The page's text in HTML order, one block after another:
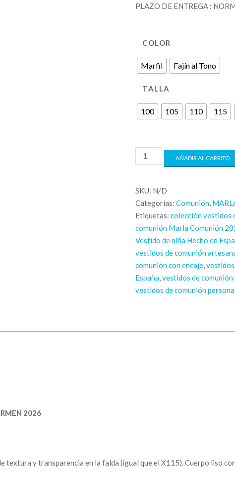
PLAZO DE ENTREGA :
COLOR
Marfil Fajín al Tono
TALLA
100 105 110 115
AÑADIR AL CARRITO
SKU: N/D
Categorías: Comunión,
Etiquetas: colección vestidos
comunión Marla Comunión
Vestido de niña Hecho en
vestidos de comunión
comunión con encaje,
España,vestidos de comunión
vestidos de comunión
2026
y transparencia en la falda (igual que el X115). Cuerpo liso